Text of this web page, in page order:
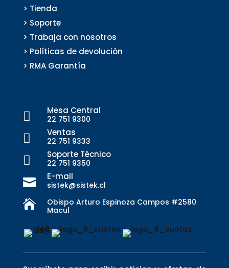
> Tienda
> Soporte
> Trabaja con nosotros
> Políticas de devolución
> RMA Garantía
 Mesa Central
22 751 9300
 Ventas
22 751 9333
 Soporte Técnico
22 751 9350
 E-mail
sistek@sistek.cl

Obispo Arturo Espinoza Campos #2580
Macul